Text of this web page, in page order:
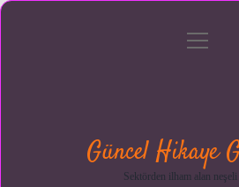
menüyü
Güncel Hikaye
Sektörden ilham alan